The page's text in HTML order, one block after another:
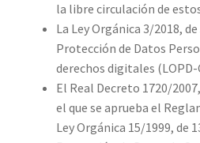
la libre circulación de
La Ley Orgánica 3/2018,
Protección de Datos
derechos digitales (LOPD-
El Real Decreto 1720/
el que se aprueba el
Ley Orgánica 15/1999, de